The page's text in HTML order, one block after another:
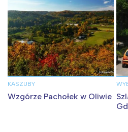
KASZUBY
Wzgórze Pachołek w Oliwie